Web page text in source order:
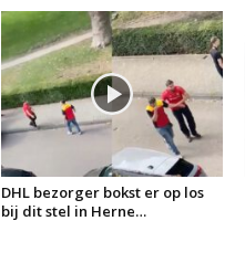
DHL bezorger bokst er op los
bij dit stel in Herne…